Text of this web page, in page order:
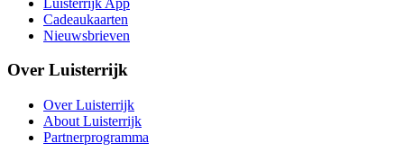
Cadeaukaarten
Nieuwsbrieven
Over Luisterrijk
Over Luisterrijk
About Luisterrijk
Partnerprogramma